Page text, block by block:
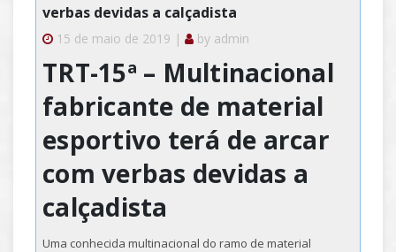
verbas devidas a calçadista
15 de maio de 2019 | by admin
TRT-15ª – Multinacional
fabricante de material
esportivo terá de arcar
com verbas devidas a
calçadista
Uma conhecida multinacional do ramo de material